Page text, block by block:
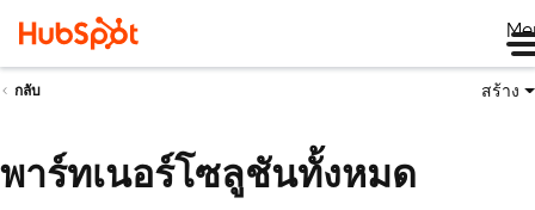
กลับ สร้าง
พาร์ทเนอร์โซลูชันทั้งหมด